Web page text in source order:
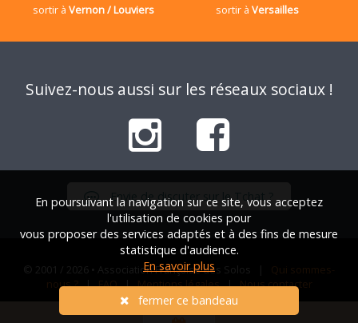
sortir àVernon / Louviers sortir àVersailles
Suivez-nous aussi sur les réseaux sociaux !
Envie de discuter sur le Tchat ?
© 2001 / 2026 • Association Française des Solos | Qui sommes-
nous ?|FAQ|Mentions légales|Nous contacter
En poursuivant la navigation sur ce site, vous acceptez
l'utilisation de cookies pour
vous proposer des services adaptés et à des fins de mesure
statistique d'audience.
En savoir plus
fermer ce bandeau